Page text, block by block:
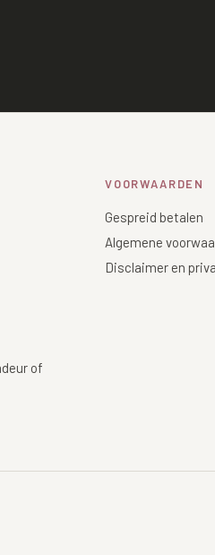
of
VOORWAARDEN
Gespreid betalen
Algemene
Disclaimer en